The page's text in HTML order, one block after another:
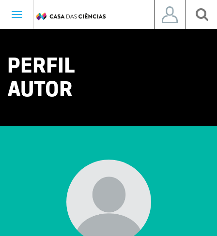
Toggle
PERFIL
AUTOR